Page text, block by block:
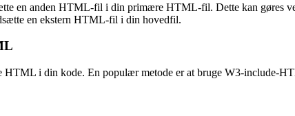
en anden HTML-fil i din primære HTML-fil. Dette kan gøres
en ekstern HTML-fil i din hovedfil.
HTML i din kode. En populær metode er at bruge W3-